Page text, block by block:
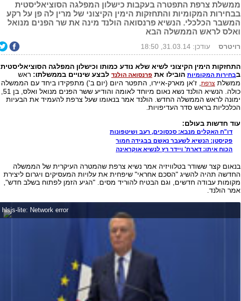
ממשלת צרפת התפטרה בעקבות כישלון המפלגה הסוציאליסטית
בבחירות המקומיות והתחזקות הימין הקיצוני של מרין לה פן על רקע
המשבר הכלכלי. הנשיא פרנסואה הולנד מינה את שר הפנים מנואל
ואלס לראש הממשלה הבא
רויטרס עודכן: 31.03.14, 18:50
התחזקות הימין הקיצוני לשיא שלא נודע כמותו וכישלון המפלגה הסוציאליסטית
בבחירות המקומיותהובילו את פרנסואה הולנדלבצע שינויים בממשלתו: ראש
ממשלת צרפת, ז'אן מארק-איירו, התפטר היום (יום ב') מתפקידו ביחד עם הממשלה
כולה. הנשיא הולנד נשא נאום מיוחד לאומה והודיע ששר הפנים מנואל ואלס, בן 51,
ימונה לראש הממשלה החדש. הולנד אמר בנאומו שעל צרפת להעמיד את הבעיות
הכלכליות בראש סדר העדיפויות.
עוד חדשות בעולם:
דו"ח האקלים מנבא: סכסוכים, רעב ושיטפונות
פקיסטן: הנשיא לשעבר נאשם בבגידה חמור
הכוח איתו: דארת' ויידר רץ לנשיא אוקראינה
בנאום קצר ששודר בטלוויזיה אמר נשיא צרפת שהמטרה העיקרית של הממשלה
החדשה תהיה להשיג "הסכם אחראי" שיפחית את עלויות המעסיקים ויגרום ליצירת
מקומות עבודה חדשים, וגם הבטיח להוריד מסים. "הגיע הזמן לפתוח בשלב חדש",
אמר הולנד.
hlsjs-lite: Network error